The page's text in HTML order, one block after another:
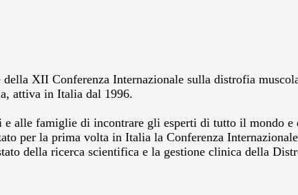
XII Conferenza Internazionale sulla distrofia
attiva in Italia dal 1996.
e alle famiglie di incontrare gli esperti di tutto il mondo e
per la prima volta in Italia la Conferenza
della ricerca scientifica e la gestione clinica della